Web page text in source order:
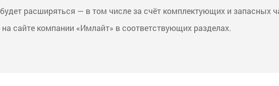
расширяться — в том числе за счёт комплектующих и запасных
сайте компании «Имлайт» в соответствующих разделах.